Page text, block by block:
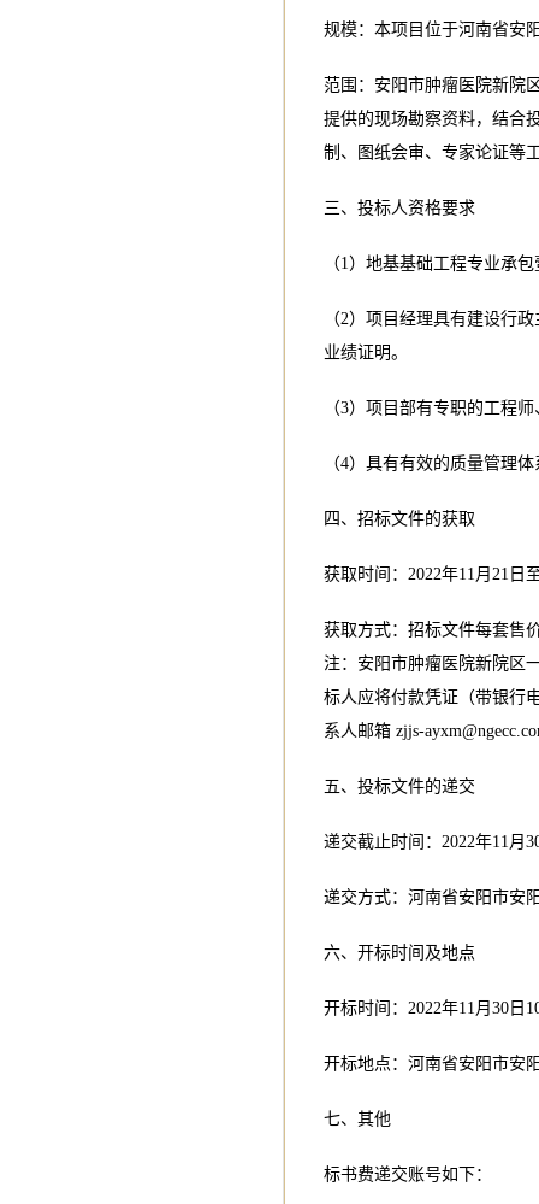
规模：本项目位于河南省安
范围：安阳市肿瘤医院新院
提供的现场勘察资料，结合
制、图纸会审、专家论证等
三、投标人资格要求
（1）地基基础工程专业承
（2）项目经理具有建设行
业绩证明。
（3）项目部有专职的工程
（4）具有有效的质量管理
四、招标文件的获取
获取时间：2022年11月21日
获取方式：招标文件每套售
注：安阳市肿瘤医院新院区
标人应将付款凭证（带银行
系人邮箱 zjjs-
五、投标文件的递交
递交截止时间：2022年11月
递交方式：河南省安阳市安
六、开标时间及地点
开标时间：2022年11月30日
开标地点：河南省安阳市安
七、其他
标书费递交账号如下：